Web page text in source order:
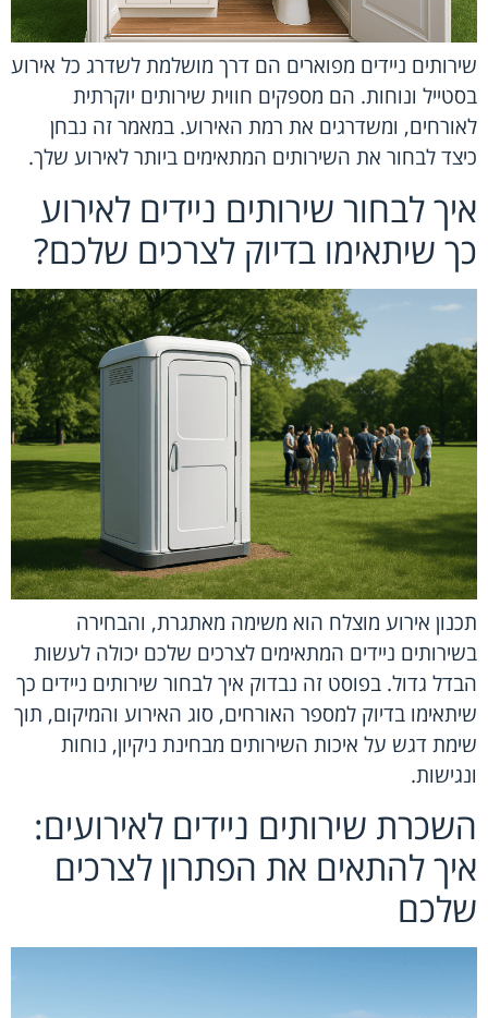
שירותים ניידים מפוארים הם דרך מושלמת לשדרג כל אירוע
בסטייל ונוחות. הם מספקים חווית שירותים יוקרתית
לאורחים, ומשדרגים את רמת האירוע. במאמר זה נבחן
כיצד לבחור את השירותים המתאימים ביותר לאירוע שלך.
איך לבחור שירותים ניידים לאירוע
כך שיתאימו בדיוק לצרכים שלכם?
תכנון אירוע מוצלח הוא משימה מאתגרת, והבחירה
בשירותים ניידים המתאימים לצרכים שלכם יכולה לעשות
הבדל גדול. בפוסט זה נבדוק איך לבחור שירותים ניידים כך
שיתאימו בדיוק למספר האורחים, סוג האירוע והמיקום, תוך
שימת דגש על איכות השירותים מבחינת ניקיון, נוחות
ונגישות.
השכרת שירותים ניידים לאירועים:
איך להתאים את הפתרון לצרכים
שלכם